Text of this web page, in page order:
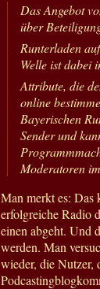
Das Angebot
über
Runterladen
Welle ist dabei
Attribute, die
online
Bayerischen
Sender und
Moderatoren
Man merkt es: Das
erfolgreiche Radio
einen abgeht. Und
werden. Man
wieder, die Nutzer,